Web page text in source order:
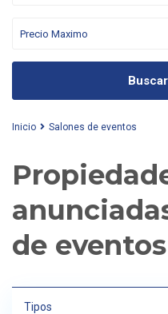
Inicio Salones de eventos
de eventos
Tipos